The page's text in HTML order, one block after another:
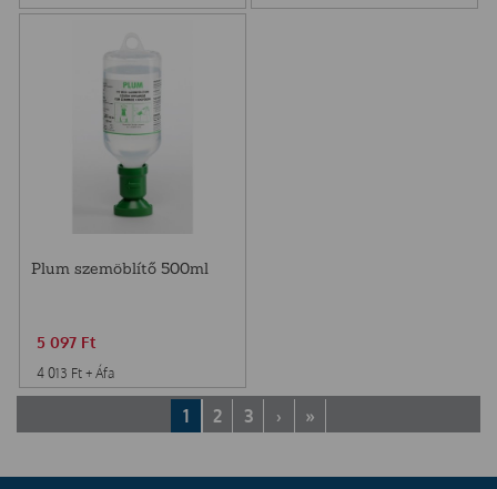
Plum szemöblítő 500ml
5 097 Ft
4 013 Ft + Áfa
1 2 3 › »